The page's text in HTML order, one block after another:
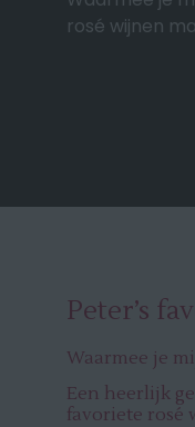
rosé wijnen
Peter’s
Waarmee je
Een heerlijk
favoriete rosé